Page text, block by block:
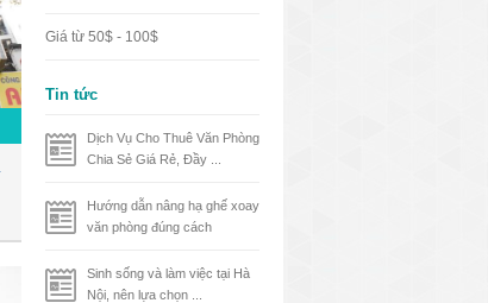
Giá từ 50$ - 100$
Tin tức
Dịch Vụ Cho Thuê Văn Phòng
Chia Sẻ Giá Rẻ, Đầy ...
Hướng dẫn nâng hạ ghế xoay
văn phòng đúng cách
Sinh sống và làm việc tại Hà
Nội, nên lựa chọn ...